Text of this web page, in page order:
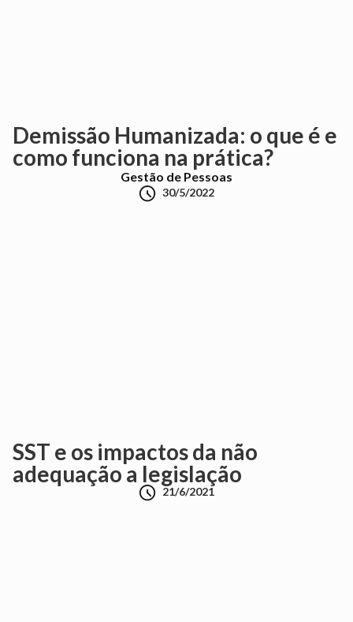
Demissão Humanizada: o que é e
como funciona na prática?
Gestão de Pessoas
 30/5/2022
SST e os impactos da não
adequação a legislação
 21/6/2021